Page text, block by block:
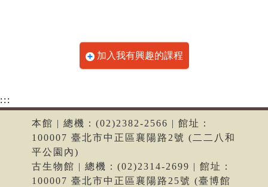
加入我有興趣的課程
:::
本館 | 總機：(02)2382-2566 | 館址：
100007 臺北市中正區襄陽路2號 (二二八和
平公園內)
古生物館 | 總機：(02)2314-2699 | 館址：
100007 臺北市中正區襄陽路25號 (臺博館